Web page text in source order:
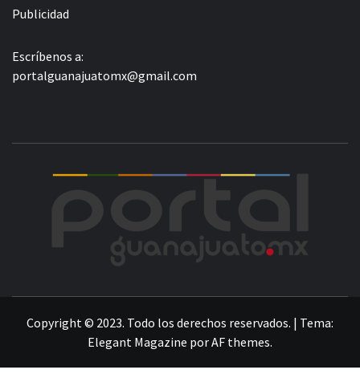
Publicidad
Escríbenos a:
portalguanajuatomx@gmail.com
Copyright © 2023. Todo los derechos reservados. | Tema:
Elegant Magazine porAF themes.